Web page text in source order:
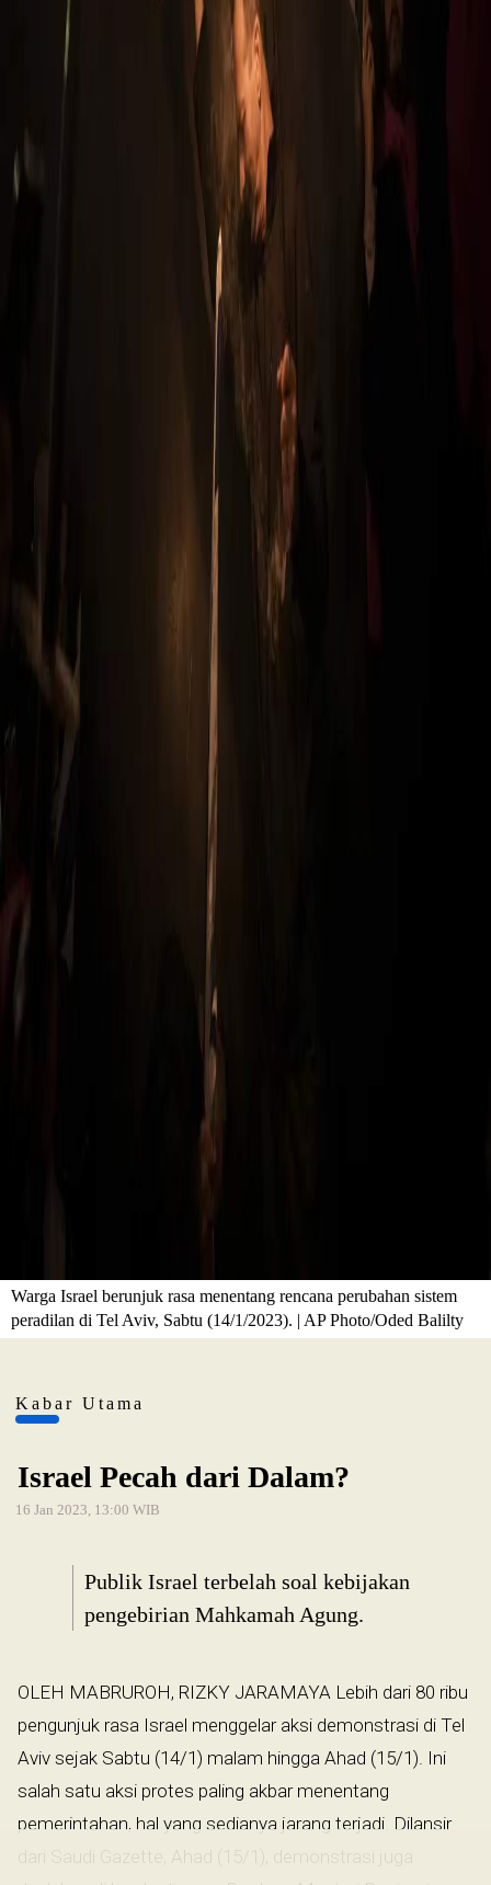
Warga Israel berunjuk rasa menentang rencana perubahan sistem
peradilan di Tel Aviv, Sabtu (14/1/2023). | AP Photo/Oded Balilty
Kabar Utama
Israel Pecah dari Dalam?
16 Jan 2023, 13:00 WIB
Publik Israel terbelah soal kebijakan
pengebirian Mahkamah Agung.
OLEH MABRUROH, RIZKY JARAMAYA Lebih dari 80 ribu
pengunjuk rasa Israel menggelar aksi demonstrasi di Tel
Aviv sejak Sabtu (14/1) malam hingga Ahad (15/1). Ini
salah satu aksi protes paling akbar menentang
pemerintahan, hal yang sedianya jarang terjadi. Dilansir
dari Saudi Gazette, Ahad (15/1), demonstrasi juga